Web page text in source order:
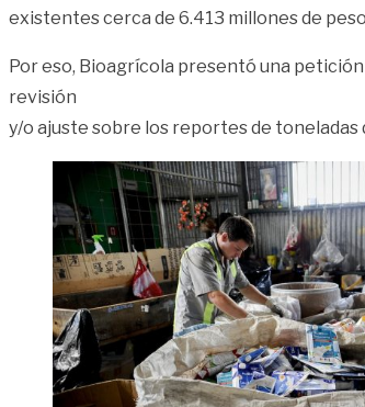
existentes cerca de 6.413 millones de
Por eso, Bioagrícola presentó una
revisión
y/o ajuste sobre los reportes de